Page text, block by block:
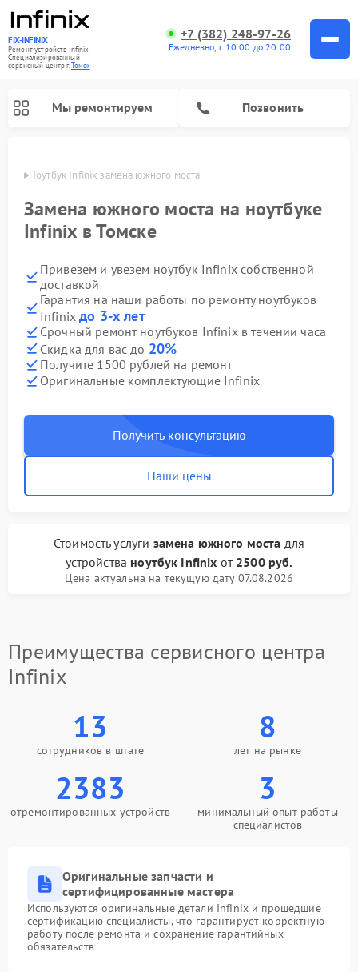
FIX-INFINIX
Ремонт устройств Infinix
Специализированный
cервисный центр г.Томск
+7 (382) 248-97-26
Ежедневно, с 10:00 до 20:00
Мы ремонтируем Позвонить
Ноутбук Infinix замена южного моста
Замена южного моста на ноутбуке
Infinix в Томске
Привезем и увезем ноутбук Infinix собственной
доставкой
Гарантия на наши работы по ремонту ноутбуков
Infinixдо 3-х лет
Срочный ремонт ноутбуков Infinix в течении часа
Скидка для вас до 20%
Получите 1500 рублей на ремонт
Оригинальные комплектующие Infinix
Получить консультацию
Наши цены
Стоимость услуги замена южного моста для
устройства ноутбук Infinix от 2500 руб.
Цена актуальна на текущую дату 07.08.2026
Преимущества сервисного центра
Infinix
13
сотрудников в штате
8
лет на рынке
2383
отремонтированных устройств
3
минимальный опыт работы
специалистов
Оригинальные запчасти и
сертифицированные мастера
Используются оригинальные детали Infinix и прошедшие
сертификацию специалисты, что гарантирует корректную
работу после ремонта и сохранение гарантийных
обязательств